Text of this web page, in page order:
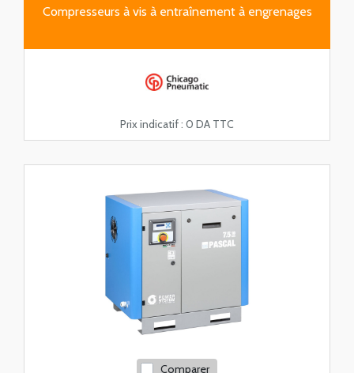
Compresseurs à vis à entraînement à engrenages
Prix indicatif : 0 DA TTC
Comparer